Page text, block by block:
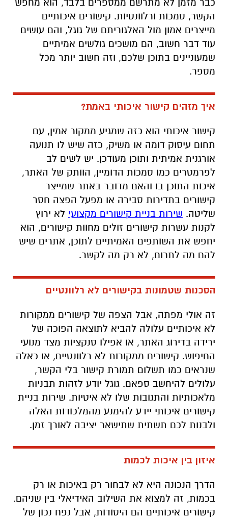
הקשר, סמכות ורלוונטיות. קישורים איכותיים
מייצרים אמון מול האלגוריתם של גוגל, והם עושים
עוד דבר חשוב, הם מושכים גולשים אמיתיים
שמעוניינים בתוכן שלכם, וזה חשוב יותר מכל
מספר.
איך מזהים קישור איכותי באמת?
קישור איכותי הוא כזה שמגיע ממקור אמין, עם
תחום עיסוק דומה או משיק, כזה שיש לו תנועה
אורגנית אמיתית ותוכן מעודכן. יש לשים לב
לפרמטרים כמו סמכות הדומיין, הוותק של האתר,
איכות התוכן בו והאם מדובר באתר שמייצר
קישורים בתדירות סבירה או מפעל הפצה חסר
שליטה. שירות בניית קישורים מקצועי לא ירוץ
לקנות עשרות קישורים זולים מחוות קישורים, הוא
יחפש את השותפים האמיתיים לתוכן, אתרים שיש
להם מה לתרום, לא רק מה לקשר.
הסכנות שטמונות בקישורים לא רלוונטיים
זה אולי מפתה, אבל הצפה של קישורים ממקורות
לא איכותיים עלולה להביא לתוצאה הפוכה של
ירידה בדירוג האתר, או אפילו סנקציות מצד מנועי
החיפוש. קישורים ממקורות לא רלוונטיים, או כאלה
שנראים כמו תשלום תמורת קישור בלי הקשר,
עלולים להיחשב ספאם. גוגל יודע לזהות תבניות
מלאכותיות והתגובות שלו לא איטיות. שירות בניית
קישורים איכותי יידע להימנע מהמלכודות האלה
ולבנות לכם תשתית שתישאר יציבה לאורך זמן.
איזון בין איכות לכמות
הדרך הנכונה היא לא לבחור רק באיכות או רק
בכמות, זה למצוא את השילוב האידיאלי בין שניהם.
קישורים איכותיים הם היסודות, אבל נפח נכון של